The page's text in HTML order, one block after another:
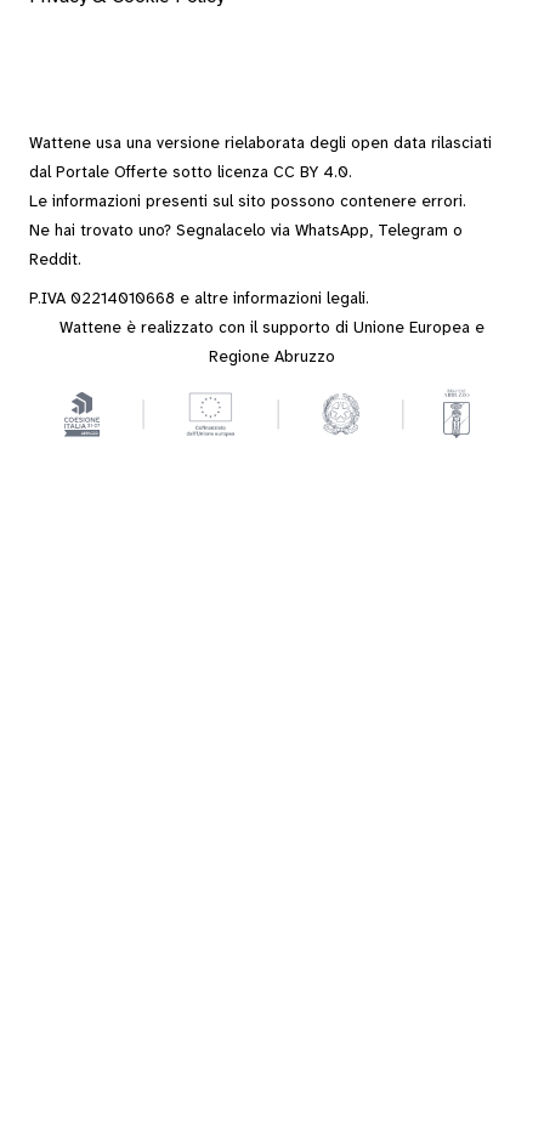
Wattene usa una versione rielaborata degli open data rilasciati
dal Portale Offerte sotto licenza CC BY 4.0.
Le informazioni presenti sul sito possono contenere errori.
Ne hai trovato uno? Segnalacelo via WhatsApp, Telegram o
Reddit.
P.IVA 02214010668 e altre informazioni legali.
Wattene è realizzato con il supporto di Unione Europea e
Regione Abruzzo